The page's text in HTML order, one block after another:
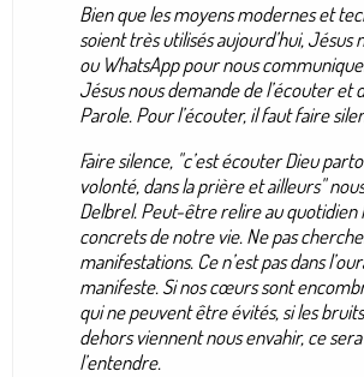
Bien que les moyens modernes et
soient très utilisés aujourd’hui, Jésus
ou WhatsApp pour nous
Jésus nous demande de l’écouter et
Parole. Pour l’écouter, il faut faire
Faire silence, "c’est écouter Dieu
volonté, dans la prière et ailleurs"
Delbrel. Peut-être relire au quotidien
concrets de notre vie. Ne pas
manifestations. Ce n’est pas dans
manifeste. Si nos cœurs sont
qui ne peuvent être évités, si les
dehors viennent nous envahir, ce
l’entendre.